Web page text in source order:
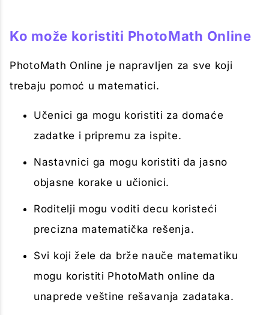
Ko može koristiti PhotoMath Online
PhotoMath Online je napravljen za sve koji
trebaju pomoć u matematici.
Učenici ga mogu koristiti za domaće
zadatke i pripremu za ispite.
Nastavnici ga mogu koristiti da jasno
objasne korake u učionici.
Roditelji mogu voditi decu koristeći
precizna matematička rešenja.
Svi koji žele da brže nauče matematiku
mogu koristiti PhotoMath online da
unaprede veštine rešavanja zadataka.